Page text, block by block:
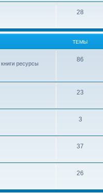
28
ТЕМЫ
ресурсы
86
23
3
37
26